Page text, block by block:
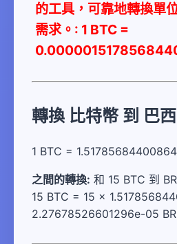
的工具，可靠地轉換單
需求。: 1 BTC =
轉換 比特幣 到 巴
1 BTC =
之間的轉換: 和 15 BTC 到
15 BTC = 15 ×
2.27678526601296e-05